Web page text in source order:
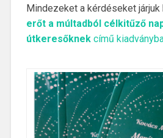
Mindezeket a kérdéseket járjuk
erőt a múltadból célkitűző
útkeresőknekcímű